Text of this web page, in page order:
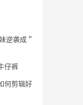
逆袭成＂
仔裤
何剪辑好